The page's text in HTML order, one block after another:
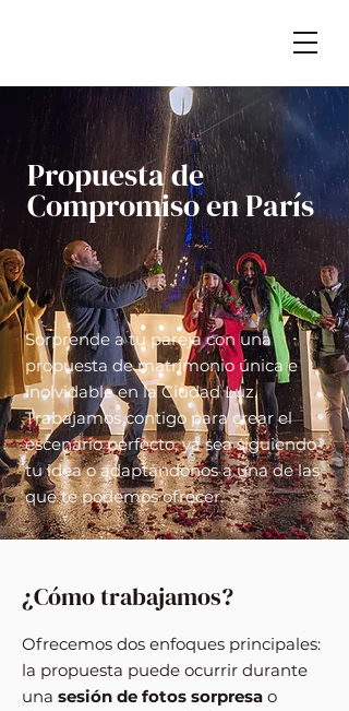
Propuesta de
Compromiso en París
Sorprende a tu pareja con una
propuesta de matrimonio única e
inolvidable en la Ciudad Luz.
Trabajamos contigo para crear el
escenario perfecto, ya sea siguiendo
tu idea o adaptándonos a una de las
que te podemos ofrecer.
¿Cómo trabajamos?
Ofrecemos dos enfoques principales:
la propuesta puede ocurrir durante
una sesión de fotos sorpresa o